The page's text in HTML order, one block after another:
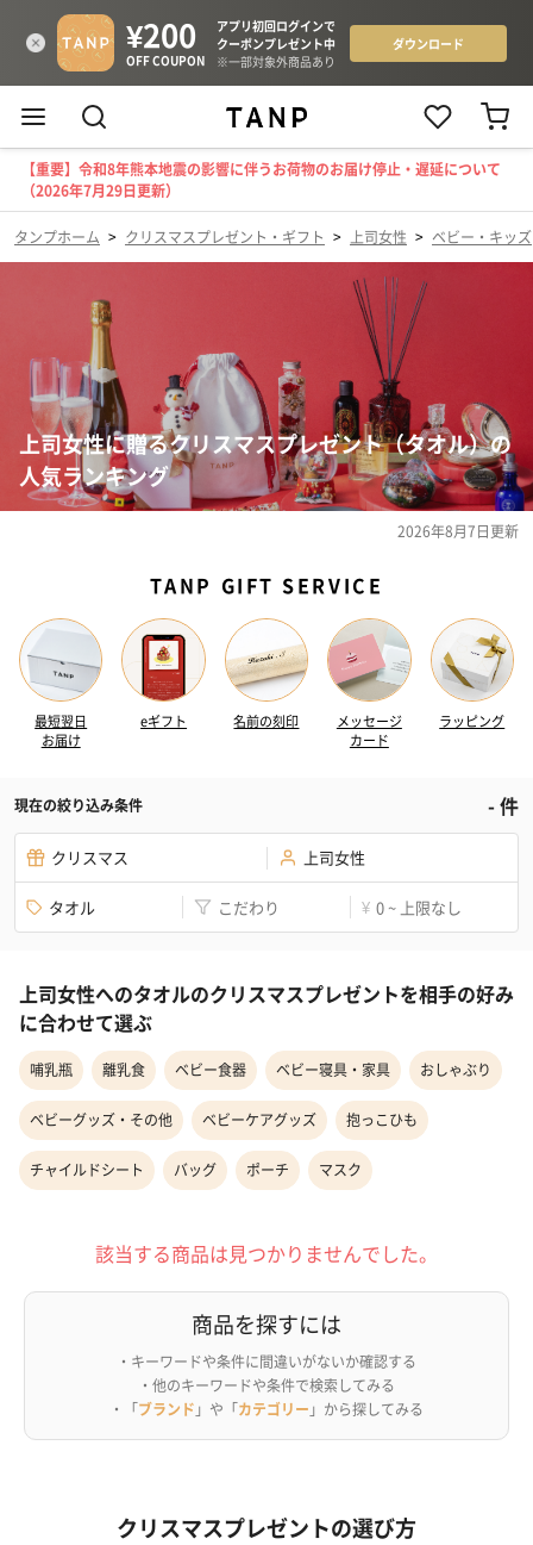
【重要】令和8年熊本地震の影響に伴うお荷物のお届け停止・遅延について
（2026年7月29日更新）
タンプホーム > クリスマスプレゼント・ギフト > 上司女性 > ベビー・キッズ
上司女性に贈るクリスマスプレゼント（タオル）の
人気ランキング
2026年8月7日更新
TANP GIFT SERVICE
最短翌日
お届け
eギフト 名前の刻印
メッセージ
カード
ラッピング
現在の絞り込み条件 -件
クリスマス 上司女性
タオル こだわり ¥ 0 ~ 上限なし
上司女性へのタオルのクリスマスプレゼントを相手の好み
に合わせて選ぶ
哺乳瓶 離乳食 ベビー食器 ベビー寝具・家具 おしゃぶり
ベビーグッズ・その他 ベビーケアグッズ 抱っこひも
チャイルドシート バッグ ポーチ マスク
該当する商品は見つかりませんでした。
商品を探すには
・キーワードや条件に間違いがないか確認する
・他のキーワードや条件で検索してみる
・「ブランド 」や「カテゴリー 」から探してみる
クリスマスプレゼントの選び方